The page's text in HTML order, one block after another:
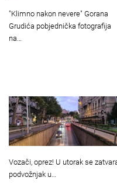
"Klimno nakon nevere" Gorana
Grudića pobjednička fotografija
na…
Vozači, oprez! U utorak se
podvožnjak u…